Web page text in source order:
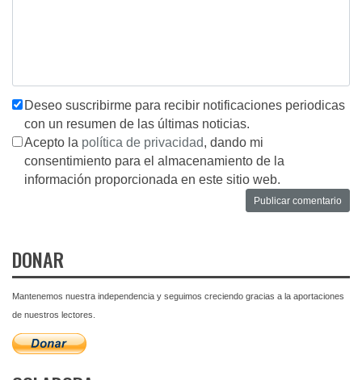
Deseo suscribirme para recibir notificaciones periodicas
con un resumen de las últimas noticias.
Acepto la política de privacidad, dando mi
consentimiento para el almacenamiento de la
información proporcionada en este sitio web.
DONAR
Mantenemos nuestra independencia y seguimos creciendo gracias a la aportaciones
de nuestros lectores.